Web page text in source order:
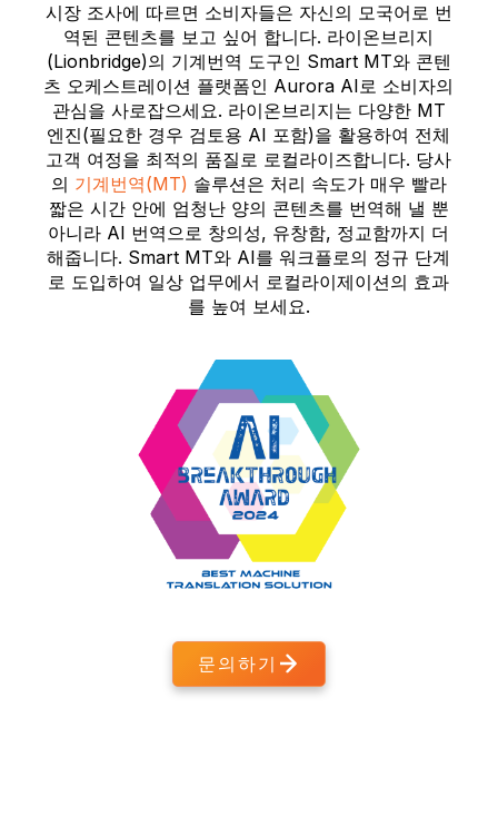
시장 조사에 따르면 소비자들은 자신의 모국어로 번
역된 콘텐츠를 보고 싶어 합니다. 라이온브리지
(Lionbridge)의 기계번역 도구인 Smart MT와 콘텐
츠 오케스트레이션 플랫폼인 Aurora AI로 소비자의
관심을 사로잡으세요. 라이온브리지는 다양한 MT
엔진(필요한 경우 검토용 AI 포함)을 활용하여 전체
고객 여정을 최적의 품질로 로컬라이즈합니다. 당사
의 기계번역(MT) 솔루션은 처리 속도가 매우 빨라
짧은 시간 안에 엄청난 양의 콘텐츠를 번역해 낼 뿐
아니라 AI 번역으로 창의성, 유창함, 정교함까지 더
해줍니다. Smart MT와 AI를 워크플로의 정규 단계
로 도입하여 일상 업무에서 로컬라이제이션의 효과
를 높여 보세요.
문의하기